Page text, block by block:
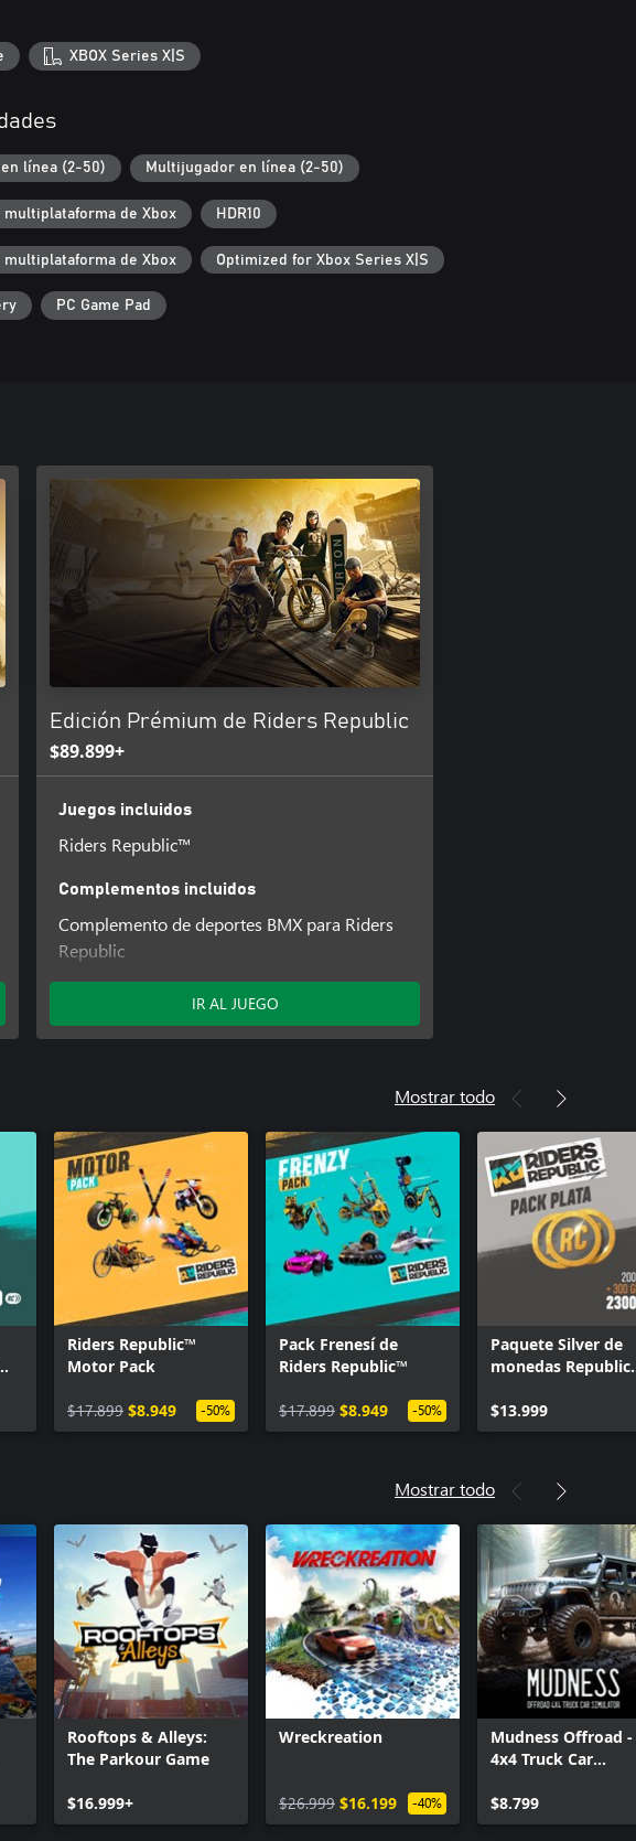
XBOX Series X|S
línea (2-50) Multijugador en línea (2-50)
multiplataforma de Xbox HDR10
multiplataforma de Xbox Optimized for Xbox Series X|S
PC Game Pad
Edición Prémium de Riders Republic
$89.899+
Juegos incluidos
Riders Republic™
Complementos incluidos
Complemento de deportes BMX para Riders
Republic
Coche Pockett de Riders Republic
Hovercraft Pockett de Riders Republic
Avión Pockett de Riders Republic
Pack Run Fast de Riders Republic
Pack Enfrentamiento de Riders Republic
Riders Republic™ - Complemento skate
Pack Yellow Leaves Riders Republic
IR AL JUEGO
Mostrar todo
Riders Republic™
Motor Pack
$17.899 $8.949 -50%
Pack Frenesí de
Riders Republic™
$17.899 $8.949 -50%
Paquete Silver de
monedas Republic
$13.999
Mostrar todo
Rooftops & Alleys:
The Parkour Game
$16.999+
Wreckreation
$26.999 $16.199 -40%
Mudness Offroad -
4x4 Truck Car
$8.799